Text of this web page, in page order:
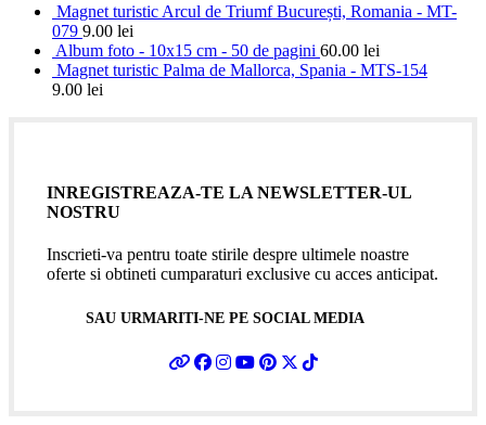
Magnet turistic Arcul de Triumf București, Romania - MT-
079 9.00 lei
Album foto - 10x15 cm - 50 de pagini 60.00 lei
Magnet turistic Palma de Mallorca, Spania - MTS-154
9.00 lei
INREGISTREAZA-TE LA NEWSLETTER-UL
NOSTRU
Inscrieti-va pentru toate stirile despre ultimele noastre
oferte si obtineti cumparaturi exclusive cu acces anticipat.
SAU URMARITI-NE PE SOCIAL MEDIA